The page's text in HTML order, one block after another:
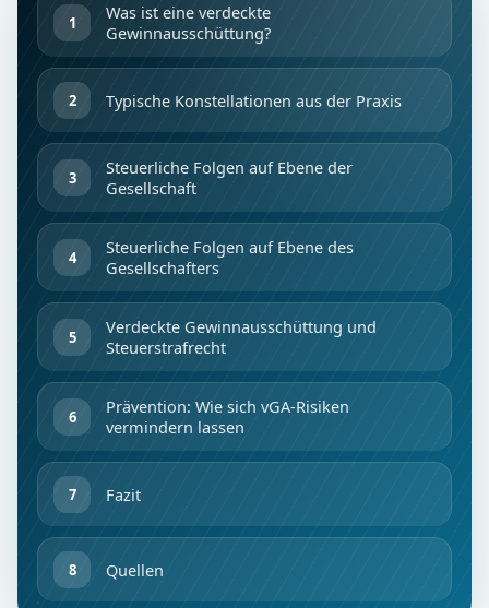
Was ist eine verdeckte
Gewinnausschüttung?
Typische Konstellationen aus der Praxis
Steuerliche Folgen auf Ebene der
Gesellschaft
Steuerliche Folgen auf Ebene des
Gesellschafters
Verdeckte Gewinnausschüttung und
Steuerstrafrecht
Prävention: Wie sich vGA-Risiken
vermindern lassen
Fazit
Quellen